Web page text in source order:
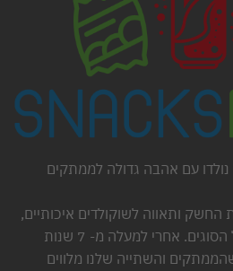
בני משפחת Snacks Point נולדו עם אהבה גדולה לממתקים
החשק ותאווה לשוקולדים איכותיים,
עוגיות, חטיפים ושתייה מכל הסוגים. אחרי למעלה מ- 7 שנות
שהממתקים והשתייה שלנו מלווים